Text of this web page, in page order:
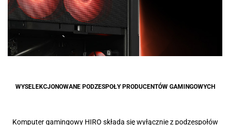
WYSELEKCJONOWANE PODZESPOŁY PRODUCENTÓW GAMINGOWYCH
Komputer gamingowy HIRO składa się wyłącznie z podzespołów